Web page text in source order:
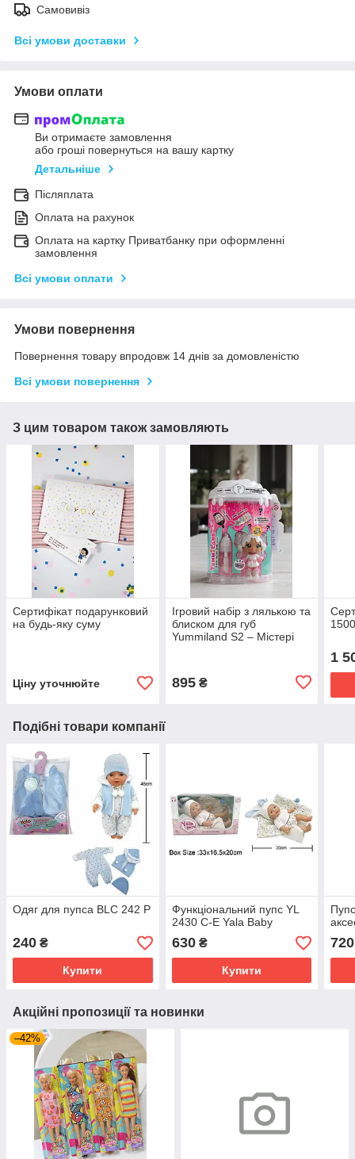
Самовивіз
Всі умови доставки
Умови оплати
Ви отримаєте замовлення
або гроші повернуться на вашу картку
Детальніше
Післяплата
Оплата на рахунок
Оплата на картку Приватбанку при оформленні
замовлення
Всі умови оплати
Умови повернення
Повернення товару впродовж 14 днів за домовленістю
Всі умови повернення
З цим товаром також замовляють
Сертифікат подарунковий
на будь-яку суму
Ціну уточнюйте
Ігровий набір з лялькою та
блиском для губ
Yummiland S2 – Містері
895₴
1
Подібні товари компанії
Одяг для пупса BLC 242 P
240 ₴
Купити
Функціональний пупс YL
2430 C-E Yala Baby
630₴
Купити
720
Акційні пропозиції та новинки
–42%